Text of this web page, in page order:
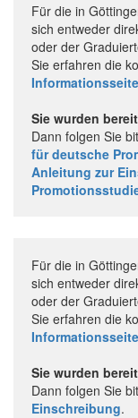
Für die in
sich entweder
oder der
Sie erfahren die
Sie wurden
Dann folgen Sie
für deutsche
Anleitung zur
Für die in
sich entweder
oder der
Sie erfahren die
Sie wurden
Dann folgen Sie
Einschreibung.